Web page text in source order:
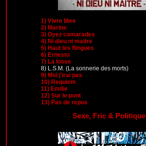
1) Vivre libre
2) Marine
3) Oyez camarades
4) Ni dieu ni maitre
5) Haut les flingues
6) Ernesto
7) La loose
8) L.S.M. (La sonnerie des morts)
9) Moi j'irai pas
10) Requiem
11) Emilie
12) Sur le pont
13) Pas de repos
Sexe, Fric & Politique